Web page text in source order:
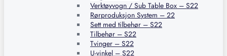
Verktøyvogn / Sub Table Box – S22
Rørproduksjon System – 22
Sett med tilbehør – S22
Tilbehør – S22
Tvinger – S22
U-vinkel – S22